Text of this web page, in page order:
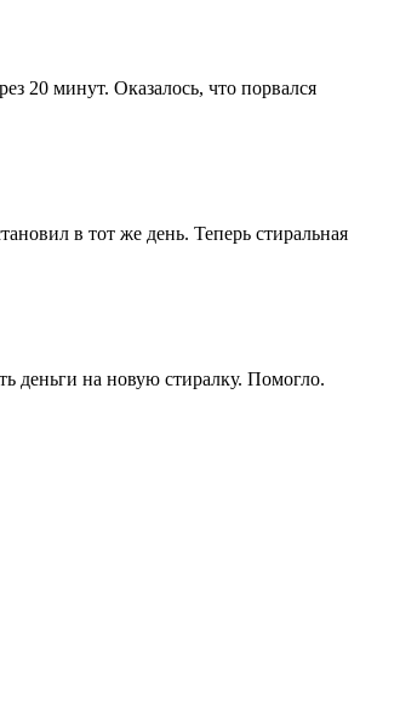
20 минут. Оказалось, что порвался
в тот же день. Теперь стиральная
деньги на новую стиралку. Помогло.